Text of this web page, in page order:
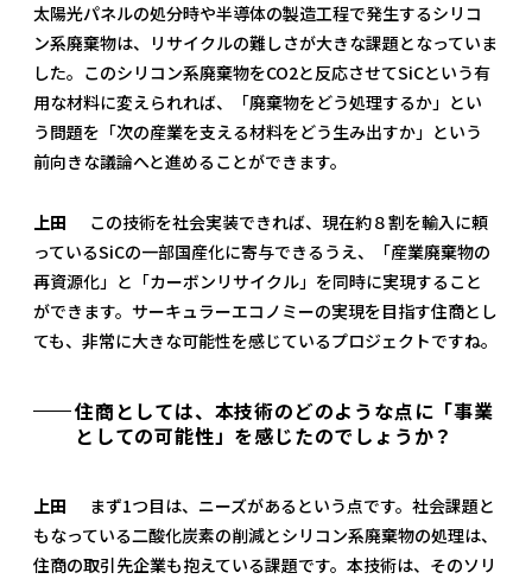
太陽光パネルの処分時や半導体の製造工程で発生するシリコ
ン系廃棄物は、リサイクルの難しさが大きな課題となっていま
した。このシリコン系廃棄物をCO2と反応させてSiCという有
用な材料に変えられれば、「廃棄物をどう処理するか」とい
う問題を「次の産業を支える材料をどう生み出すか」という
前向きな議論へと進めることができます。
上田
この技術を社会実装できれば、現在約８割を輸入に頼
っているSiCの一部国産化に寄与できるうえ、「産業廃棄物の
再資源化」と「カーボンリサイクル」を同時に実現すること
ができます。サーキュラーエコノミーの実現を目指す住商とし
ても、非常に大きな可能性を感じているプロジェクトですね。
住商としては、本技術のどのような点に「事業
としての可能性」を感じたのでしょうか？
上田
まず1つ目は、ニーズがあるという点です。社会課題と
もなっている二酸化炭素の削減とシリコン系廃棄物の処理は、
住商の取引先企業も抱えている課題です。本技術は、そのソリ